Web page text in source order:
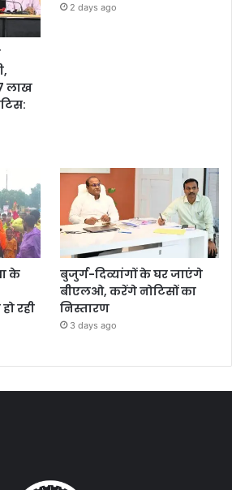
लाख
2 days ago
के
रही
बुजुर्ग-दिव्यांगों के घर जाएंगे
बीएलओ, करेंगे नोटिसों का
निस्तारण
3 days ago